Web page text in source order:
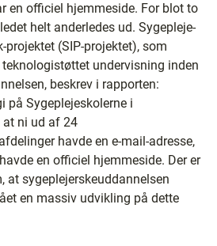
en officiel hjemmeside. For blot to
helt anderledes ud. Sygepleje-
(SIP-projektet), som
undervisning inden
beskrev i rapporten:
på Sygeplejeskolerne i
at ni ud af 24
havde en e-mail-adresse,
en officiel hjemmeside. Der er
at sygeplejerskeuddannelsen
en massiv udvikling på dette